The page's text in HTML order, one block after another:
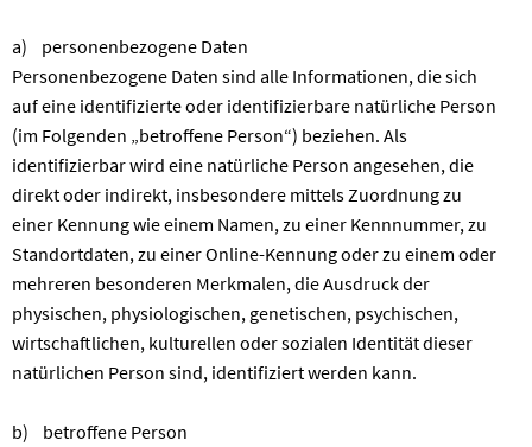
a) personenbezogene Daten
Personenbezogene Daten sind alle Informationen, die sich
auf eine identifizierte oder identifizierbare natürliche Person
(im Folgenden „betroffene Person“) beziehen. Als
identifizierbar wird eine natürliche Person angesehen, die
direkt oder indirekt, insbesondere mittels Zuordnung zu
einer Kennung wie einem Namen, zu einer Kennnummer, zu
Standortdaten, zu einer Online-Kennung oder zu einem oder
mehreren besonderen Merkmalen, die Ausdruck der
physischen, physiologischen, genetischen, psychischen,
wirtschaftlichen, kulturellen oder sozialen Identität dieser
natürlichen Person sind, identifiziert werden kann.
b) betroffene Person